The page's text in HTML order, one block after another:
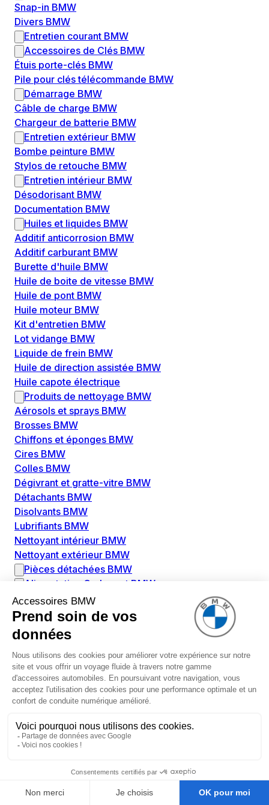
Snap-in BMW
Divers BMW
Entretien courant BMW
Accessoires de Clés BMW
Étuis porte-clés BMW
Pile pour clés télécommande BMW
Démarrage BMW
Câble de charge BMW
Chargeur de batterie BMW
Entretien extérieur BMW
Bombe peinture BMW
Stylos de retouche BMW
Entretien intérieur BMW
Désodorisant BMW
Documentation BMW
Huiles et liquides BMW
Additif anticorrosion BMW
Additif carburant BMW
Burette d'huile BMW
Huile de boite de vitesse BMW
Huile de pont BMW
Huile moteur BMW
Kit d'entretien BMW
Lot vidange BMW
Liquide de frein BMW
Huile de direction assistée BMW
Huile capote électrique
Produits de nettoyage BMW
Aérosols et sprays BMW
Brosses BMW
Chiffons et éponges BMW
Cires BMW
Colles BMW
Dégivrant et gratte-vitre BMW
Détachants BMW
Disolvants BMW
Lubrifiants BMW
Nettoyant intérieur BMW
Nettoyant extérieur BMW
Pièces détachées BMW
Alimentation Carburant BMW
Boitier papillon BMW
Faisceau de câble pour réservoir avec pompe
d'aspiration BMW
Injecteur BMW
Pompe à carburant BMW
Pompe diesel BMW
Allumage / Préchauffage BMW
Bobines d'allumage BMW
Bougie de préchauffage BMW
Amortissement BMW
Amortisseur de vibrations BMW